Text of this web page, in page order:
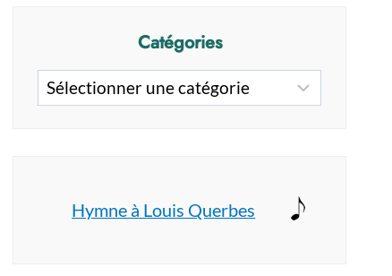
Catégories
Catégories
Hymne à Louis Querbes